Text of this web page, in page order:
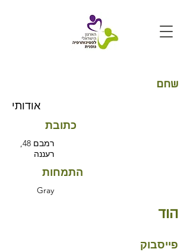
שחם
אודותי
כתובת
רמבם 48,
רעננה
התמחות
Gray
הוד
פייסבוק